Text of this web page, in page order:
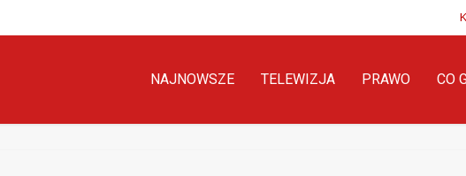
NAJNOWSZE TELEWIZJA PRAWO CO